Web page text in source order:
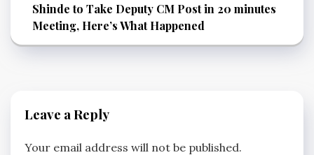
Shinde to Take Deputy CM Post in 20 minutes
Meeting, Here’s What Happened
Leave a Reply
Your email address will not be published.